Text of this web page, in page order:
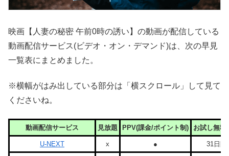
映画【人妻の秘密 午前0時の誘い】の動画が配信している
動画配信サービス(ビデオ・オン・デマンド)は、次の早見
一覧表にまとめました。
※横幅がはみ出している部分は「横スクロール」して見て
くださいね。
動画配信サービス 見放題 PPV(課金/ポイント制) お試し無料
U-NEXT x ● 31日間